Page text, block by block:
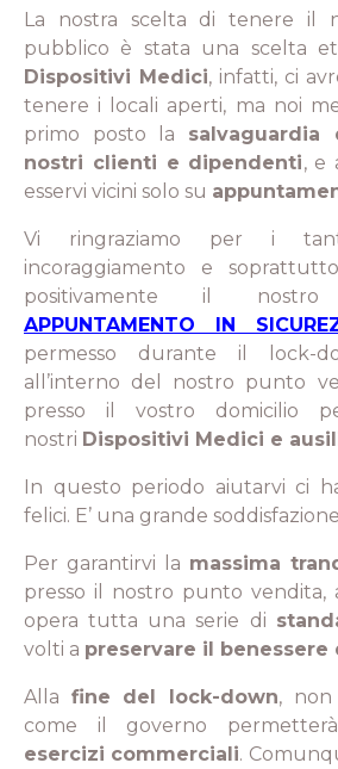
La nostra scelta di tenere il
pubblico è stata una scelta
Dispositivi Medici, infatti, ci
tenere i locali aperti, ma noi
primo posto la
nostri clienti e dipendenti, e
esservi vicini solo su
Vi ringraziamo per i
incoraggiamento e
positivamente il
APPUNTAMENTO IN
permesso durante il lock-
all’interno del nostro punto
presso il vostro domicilio
nostri Dispositivi Medici e
In questo periodo aiutarvi ci
felici. E’ una grande
Per garantirvi la massima
presso il nostro punto vendita,
opera tutta una serie di
volti a preservare il
Alla fine del lock-down, non
come il governo
esercizi commerciali.